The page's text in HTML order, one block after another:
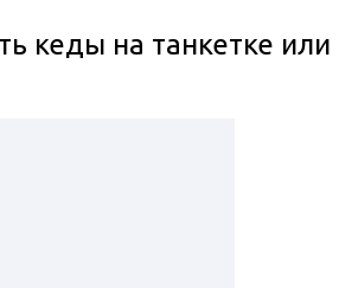
кеды на танкетке или